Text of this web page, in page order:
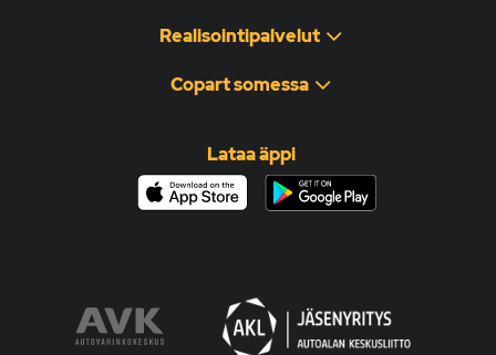
Realisointipalvelut
Copart somessa
Lataa äppi